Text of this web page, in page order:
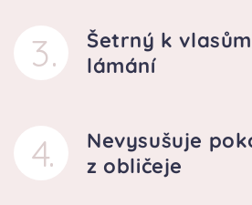
3.
Šetrný k
lámání
4.
Nevysušuje
z obličeje